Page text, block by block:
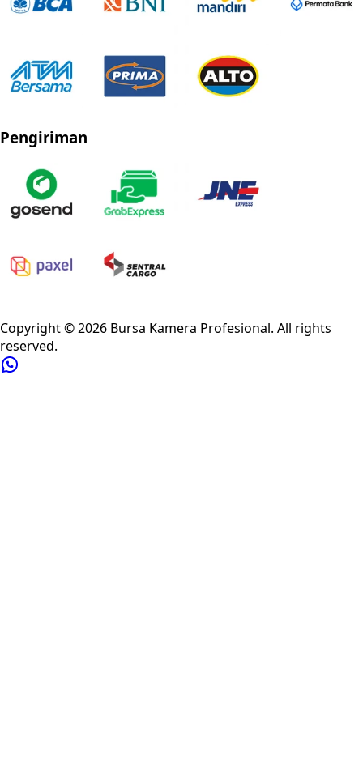
Pengiriman
Copyright ©2026 Bursa Kamera Profesional. All rights
reserved.